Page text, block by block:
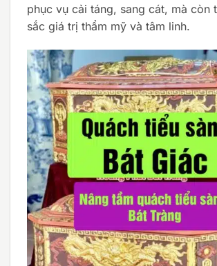
phục vụ cải táng, sang cát, mà còn
sắc giá trị thẩm mỹ và tâm linh.